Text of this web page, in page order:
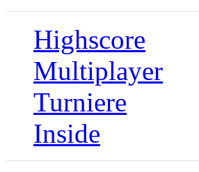
Highscore
Multiplayer
Turniere
Inside